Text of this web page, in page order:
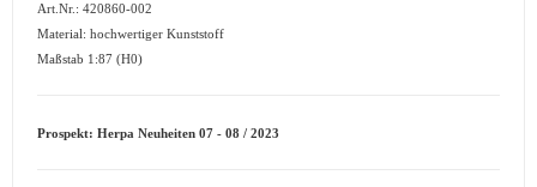
Art.Nr.: 420860-002
Material: hochwertiger Kunststoff
Maßstab 1:87 (H0)
Prospekt: Herpa Neuheiten 07 - 08 / 2023